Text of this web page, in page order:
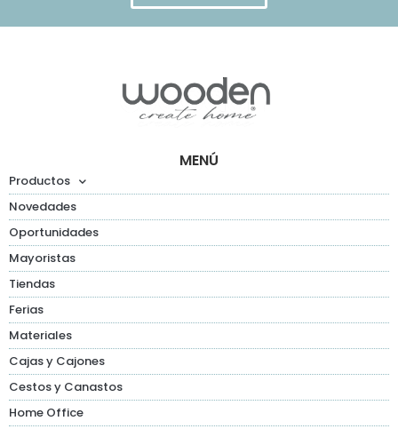
MENÚ
Productos
Novedades
Oportunidades
Mayoristas
Tiendas
Ferias
Materiales
Cajas y Cajones
Cestos y Canastos
Home Office